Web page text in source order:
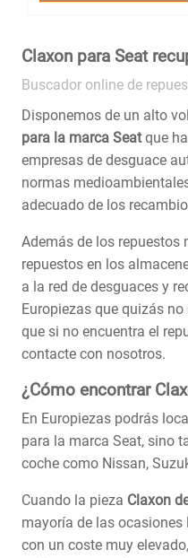
Claxon para Seat
Buscador online de
Disponemos de un alto
para la marca Seatque
empresas de desguace
normas
adecuado de los
Además de los repuestos
repuestos en los
a la red de desguaces y
Europiezas que quizás
que si no encuentra el
contacte con nosotros.
¿Cómo encontrar
En Europiezas podrás
para la marca Seat, sino
coche como Nissan,
Cuando la pieza Claxon
mayoría de las
con un coste muy